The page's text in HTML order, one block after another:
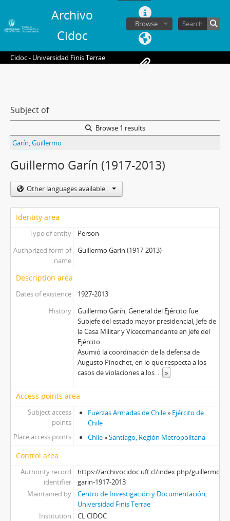
Archivo
Cidoc
Browse
Cidoc - Universidad Finis Terrae
Subject of
Browse 1 results
Garín, Guillermo
Guillermo Garín (1917-2013)
Other languages available
Identity area
Type of entity
Person
Authorized form of
name
Guillermo Garín (1917-2013)
Description area
Dates of existence
1927-2013
History
Guillermo Garín, General del Ejército fue
Subjefe del estado mayor presidencial, Jefe de
la Casa Militar y Vicecomandante en jefe del
Ejército.
Asumió la coordinación de la defensa de
Augusto Pinochet, en lo que respecta a los
casos de violaciones a los ... »
Access points area
Subject access
points
Fuerzas Armadas de Chile» Ejército de
Chile
Place access points
Chile»Santiago, Región Metropolitana
Control area
Authority record
identifier
https://archivocidoc.uft.cl/index.php/guillermo-
garin-1917-2013
Maintained by
Centro de Investigación y Documentación,
Universidad Finis Terrae
Institution
CL CIDOC